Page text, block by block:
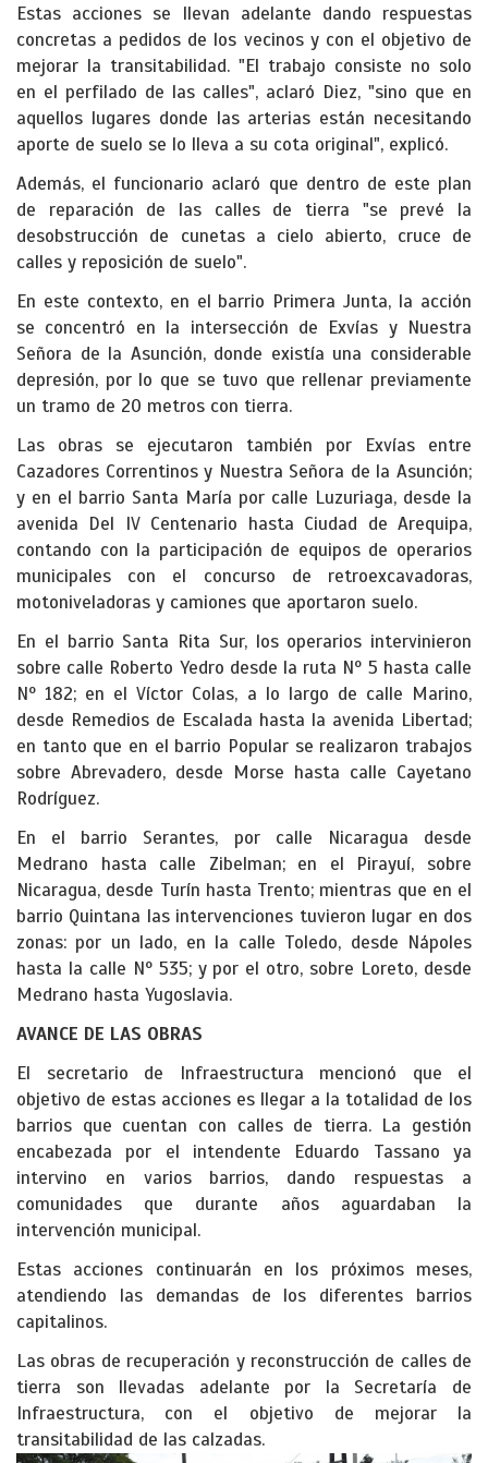
Estas acciones se llevan adelante dando respuestas
concretas a pedidos de los vecinos y con el objetivo de
mejorar la transitabilidad. "El trabajo consiste no solo
en el perfilado de las calles", aclaró Diez, "sino que en
aquellos lugares donde las arterias están necesitando
aporte de suelo se lo lleva a su cota original", explicó.
Además, el funcionario aclaró que dentro de este plan
de reparación de las calles de tierra "se prevé la
desobstrucción de cunetas a cielo abierto, cruce de
calles y reposición de suelo".
En este contexto, en el barrio Primera Junta, la acción
se concentró en la intersección de Exvías y Nuestra
Señora de la Asunción, donde existía una considerable
depresión, por lo que se tuvo que rellenar previamente
un tramo de 20 metros con tierra.
Las obras se ejecutaron también por Exvías entre
Cazadores Correntinos y Nuestra Señora de la Asunción;
y en el barrio Santa María por calle Luzuriaga, desde la
avenida Del IV Centenario hasta Ciudad de Arequipa,
contando con la participación de equipos de operarios
municipales con el concurso de retroexcavadoras,
motoniveladoras y camiones que aportaron suelo.
En el barrio Santa Rita Sur, los operarios intervinieron
sobre calle Roberto Yedro desde la ruta Nº 5 hasta calle
Nº 182; en el Víctor Colas, a lo largo de calle Marino,
desde Remedios de Escalada hasta la avenida Libertad;
en tanto que en el barrio Popular se realizaron trabajos
sobre Abrevadero, desde Morse hasta calle Cayetano
Rodríguez.
En el barrio Serantes, por calle Nicaragua desde
Medrano hasta calle Zibelman; en el Pirayuí, sobre
Nicaragua, desde Turín hasta Trento; mientras que en el
barrio Quintana las intervenciones tuvieron lugar en dos
zonas: por un lado, en la calle Toledo, desde Nápoles
hasta la calle Nº 535; y por el otro, sobre Loreto, desde
Medrano hasta Yugoslavia.
AVANCE DE LAS OBRAS
El secretario de Infraestructura mencionó que el
objetivo de estas acciones es llegar a la totalidad de los
barrios que cuentan con calles de tierra. La gestión
encabezada por el intendente Eduardo Tassano ya
intervino en varios barrios, dando respuestas a
comunidades que durante años aguardaban la
intervención municipal.
Estas acciones continuarán en los próximos meses,
atendiendo las demandas de los diferentes barrios
capitalinos.
Las obras de recuperación y reconstrucción de calles de
tierra son llevadas adelante por la Secretaría de
Infraestructura, con el objetivo de mejorar la
transitabilidad de las calzadas.